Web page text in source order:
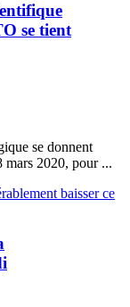
se tient
se donnent
mars 2020, pour ...